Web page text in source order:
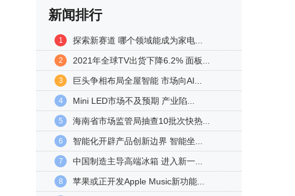
新闻排行
1 探索新赛道 哪个领域能成为家电...
2 2021年全球TV出货下降6.2% 面板...
3 巨头争相布局全屋智能 市场向AI...
4 Mini LED市场不及预期 产业陷...
5 海南省市场监管局抽查10批次快热...
6 智能化开辟产品创新边界 智能坐...
7 中国制造主导高端冰箱 进入新一...
8 苹果或正开发Apple Music新功能...